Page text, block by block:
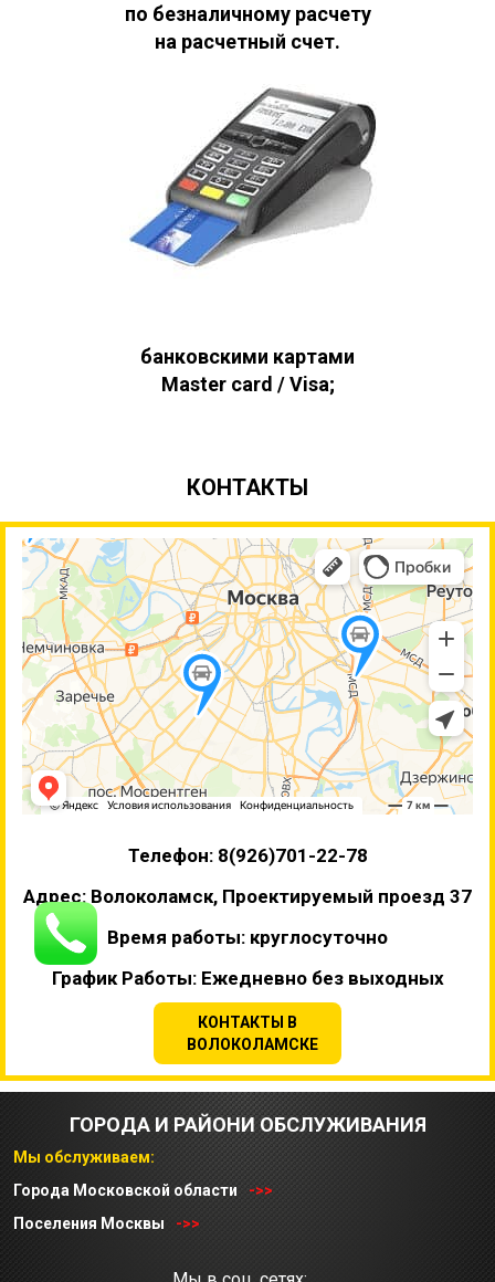
по безналичному расчету
на расчетный счет.
банковскими картами
Master card / Visa;
КОНТАКТЫ
Телефон: 8(926)701-22-78
Адрес: Волоколамск, Проектируемый проезд 37
Время работы: круглосуточно
График Работы: Ежедневно без выходных
КОНТАКТЫ В
ВОЛОКОЛАМСКЕ
ГОРОДА И РАЙОНИ ОБСЛУЖИВАНИЯ
Мы обслуживаем:
Города Московской области
->>
Поселения Москвы
->>